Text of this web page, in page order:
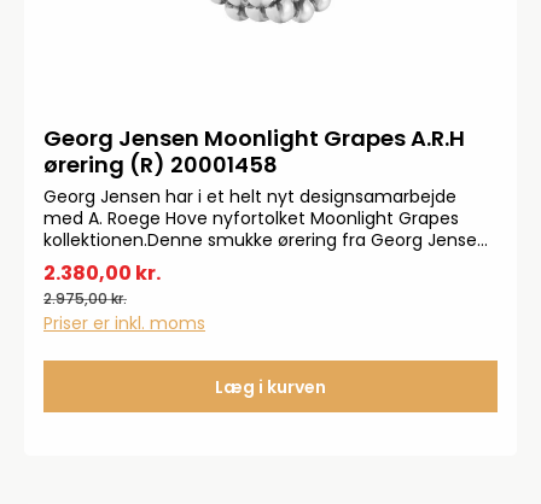
Georg Jensen Moonlight Grapes A.R.H
ørering (R) 20001458
Georg Jensen har i et helt nyt designsamarbejde
med A. Roege Hove nyfortolket Moonlight Grapes
kollektionen.Denne smukke ørering fra Georg Jensen
måler: B: 117 mm. L: 460 mm.
2.380,00 kr.
2.975,00 kr.
Priser er inkl. moms
Læg i kurven